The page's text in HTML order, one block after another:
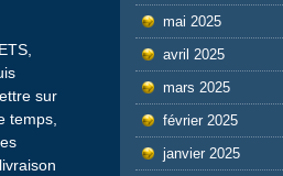
sur
temps,
mai 2025
avril 2025
mars 2025
février 2025
janvier 2025